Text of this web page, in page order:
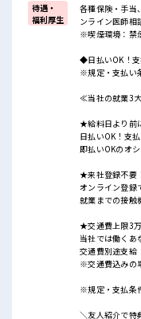
待遇・
福利厚生
各種保険・手
ンライン医師
※喫煙環境：禁
◆日払いOK！支
※規定・支払い
≪当社の就業3
★給料日より前
日払いOK！支
即払いOKのオ
★来社登録不要
オンライン登録
就業までの接触
★交通費上限3
当社では働くあ
交通費別途支給
※交通費込みの
※規定・支払条
＼友人紹介で